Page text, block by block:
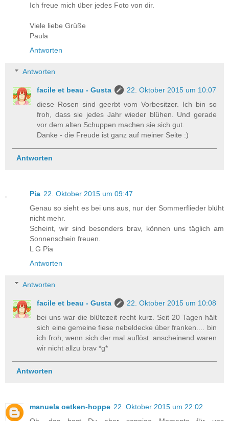
Ich freue mich über jedes Foto von dir.
Viele liebe Grüße
Paula
Antworten
Antworten
facile et beau - Gusta
22. Oktober 2015 um 10:07
diese Rosen sind geerbt vom Vorbesitzer. Ich bin so
froh, dass sie jedes Jahr wieder blühen. Und gerade
vor dem alten Schuppen machen sie sich gut.
Danke - die Freude ist ganz auf meiner Seite :)
Antworten
Pia 22. Oktober 2015 um 09:47
Genau so sieht es bei uns aus, nur der Sommerflieder blüht
nicht mehr.
Scheint, wir sind besonders brav, können uns täglich am
Sonnenschein freuen.
L G Pia
Antworten
Antworten
facile et beau - Gusta
22. Oktober 2015 um 10:08
bei uns war die blütezeit recht kurz. Seit 20 Tagen hält
sich eine gemeine fiese nebeldecke über franken.... bin
ich froh, wenn sich der mal auflöst. anscheinend waren
wir nicht allzu brav *g*
Antworten
manuela oetken-hoppe 22. Oktober 2015 um 22:02